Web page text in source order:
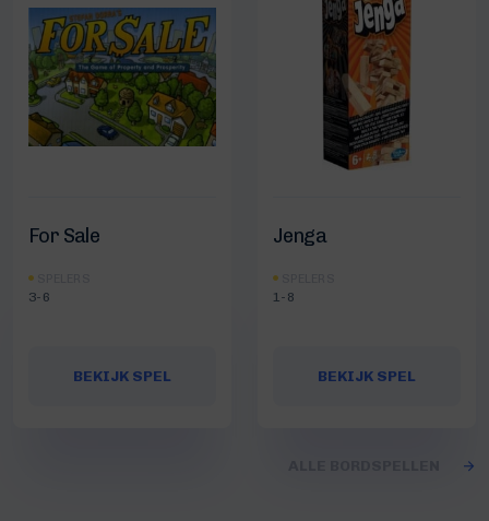
For Sale
3-6
BEKIJK SPEL
Jenga
1-8
BEKIJK SPEL